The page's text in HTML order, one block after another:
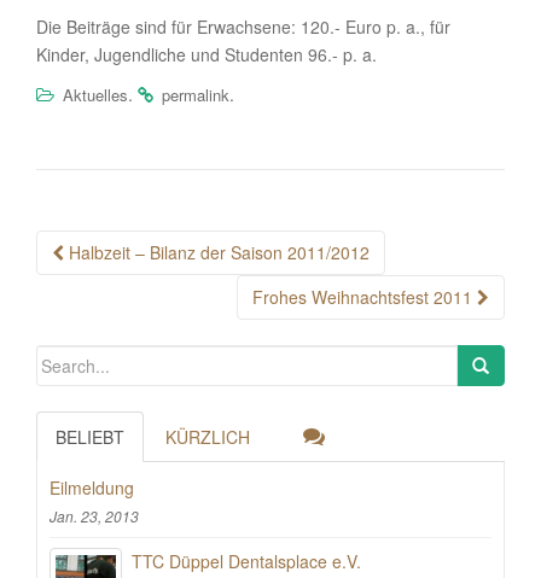
Die Beiträge sind für Erwachsene: 120.- Euro p. a., für
Kinder, Jugendliche und Studenten 96.- p. a.
Aktuelles. permalink.
Post
Halbzeit – Bilanz der Saison 2011/2012
Frohes Weihnachtsfest 2011
BELIEBT KÜRZLICH
Eilmeldung
Jan. 23, 2013
TTC Düppel Dentalsplace e.V.